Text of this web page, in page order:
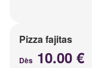
Pizza fajitas
Dès 10.00 €